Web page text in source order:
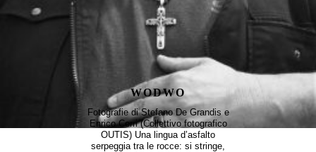
WODWO
Fotografie di Stefano De Grandis e
Enrico Cerri (Collettivo fotografico
OUTIS) Una lingua d’asfalto
serpeggia tra le rocce: si stringe,